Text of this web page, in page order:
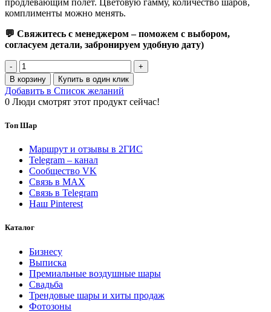
комплименты можно менять.
💬 Свяжитесь с менеджером – поможем с выбором,
согласуем детали, забронируем удобную дату)
Количество
товара
Набор
шаров
с
"Комплименты
неё"
В корзину Купить в один клик
Добавить в Список желаний
0 Люди смотрят этот продукт сейчас!
Топ Шар
Маршрут и отзывы в 2ГИС
Telegram – канал
Сообщество VK
Связь в MAX
Связь в Telegram
Наш Pinterest
Каталог
Бизнесу
Выписка
Премиальные воздушные шары
Свадьба
Трендовые шары и хиты продаж
Фотозоны